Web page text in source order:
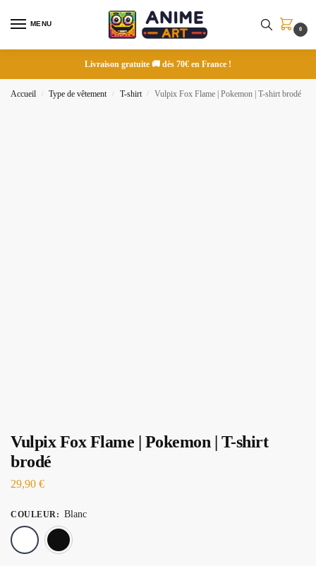
MENU
0
Livraison gratuite 🚚 dès 70€ en France !
Accueil / Type de vêtement / T-shirt / Vulpix Fox Flame | Pokemon | T-shirt brodé
Vulpix Fox Flame | Pokemon | T-shirt
brodé
29,90 €
COULEUR : Blanc